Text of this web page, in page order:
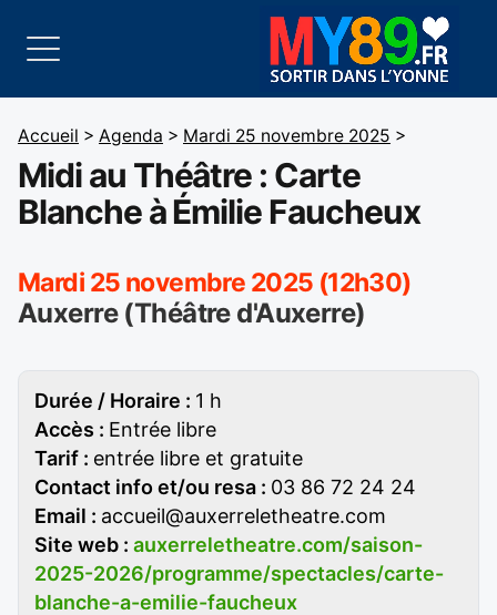
Accueil > Agenda > Mardi 25 novembre 2025 >
Midi au Théâtre : Carte
Blanche à Émilie Faucheux
Mardi 25 novembre 2025 (12h30)
Auxerre (Théâtre d'Auxerre)
Durée / Horaire : 1 h
Accès : Entrée libre
Tarif : entrée libre et gratuite
Contact info et/ou resa : 03 86 72 24 24
Email : accueil@auxerreletheatre.com
Site web : auxerreletheatre.com/saison-
2025-2026/programme/spectacles/carte-
blanche-a-emilie-faucheux